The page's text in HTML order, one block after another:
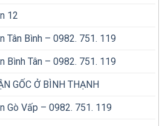
12
Tân Bình – 0982. 751. 119
Bình Tân – 0982. 751. 119
GỐC Ở BÌNH THẠNH
Gò Vấp – 0982. 751. 119